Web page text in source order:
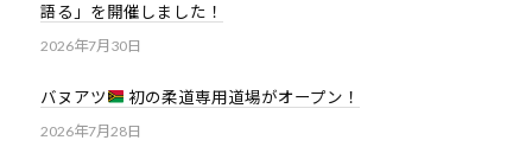
語る」を開催しました！
2026年7月30日
バヌアツ 初の柔道専用道場がオープン！
2026年7月28日